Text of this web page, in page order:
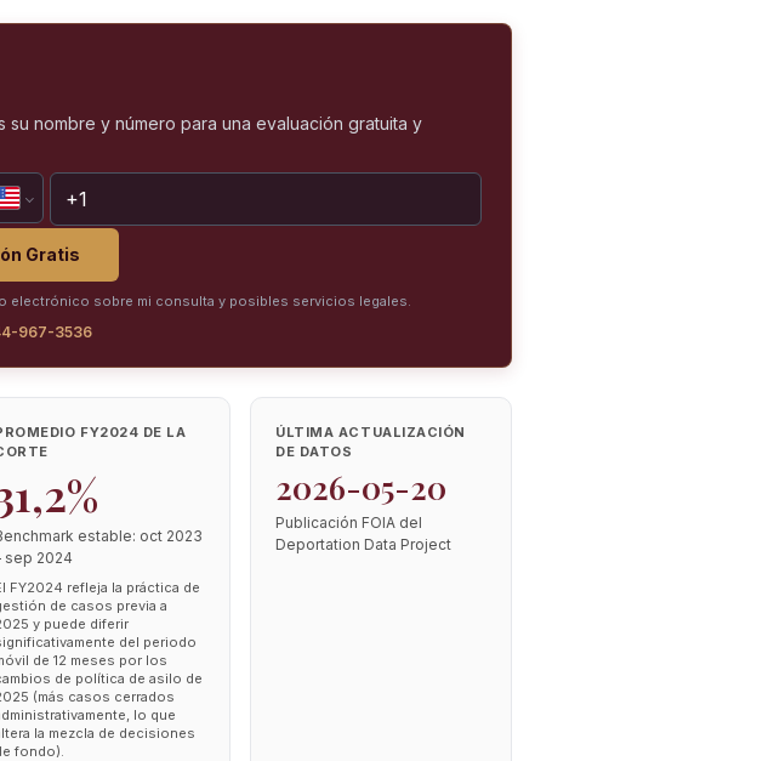
nombre y número para una evaluación gratuita y
Gratis
electrónico sobre mi consulta y posibles servicios legales.
967-3536
FY2024 DE LA
estable: oct 2023
sep 2024
FY2024 refleja la práctica de
de casos previa a
y puede diferir
del periodo
de 12 meses por los
de política de asilo de
(más casos cerrados
lo que
la mezcla de decisiones
fondo).
ÚLTIMA ACTUALIZACIÓN
DE DATOS
2026-05-20
Publicación FOIA del
Deportation Data Project